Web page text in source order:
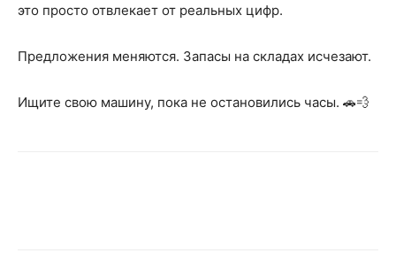
это просто отвлекает от реальных цифр.
Предложения меняются. Запасы на складах исчезают.
Ищите свою машину, пока не остановились часы. 🚗💨